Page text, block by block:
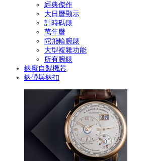
經典傑作
大日曆顯示
計時碼錶
萬年曆
陀飛輪腕錶
大型複雜功能
所有腕錶
錶廠自製機芯
錶帶與錶扣